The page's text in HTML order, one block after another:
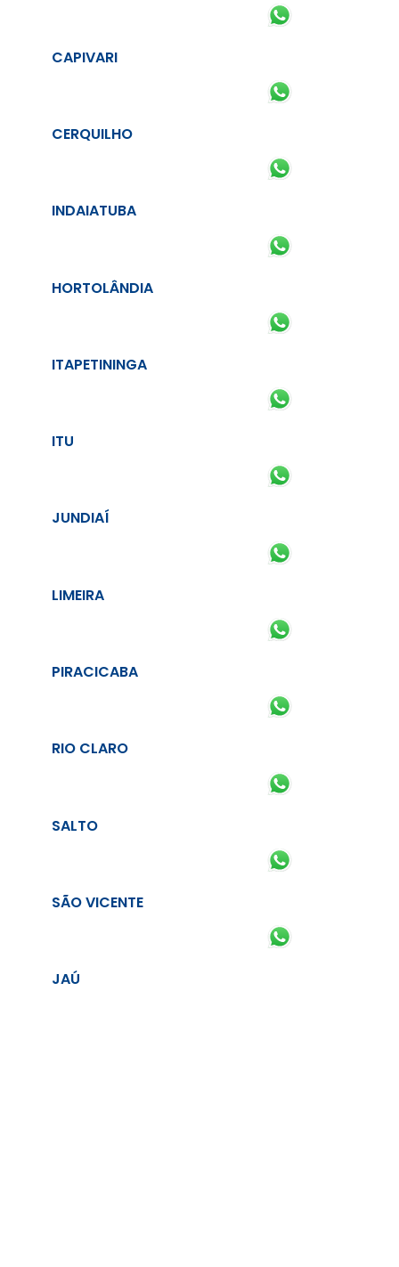
CAPIVARI
CERQUILHO
INDAIATUBA
HORTOLÂNDIA
ITAPETININGA
ITU
JUNDIAÍ
LIMEIRA
PIRACICABA
RIO CLARO
SALTO
SÃO VICENTE
JAÚ